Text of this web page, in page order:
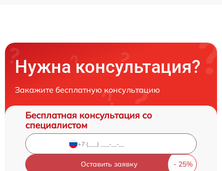
Нужна консультация?
Закажите бесплатную консультацию
Бесплатная консультация со
специалистом
Оставить заявку